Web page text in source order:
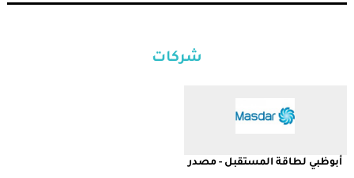
شركات
أبوظبي لطاقة المستقبل - مصدر